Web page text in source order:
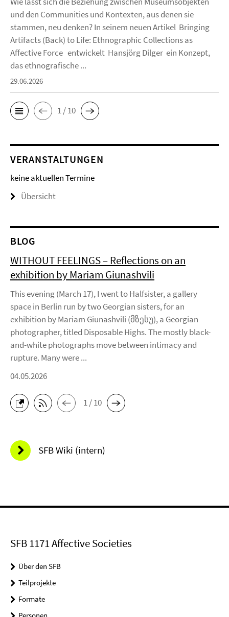
und den Communities und Kontexten, aus denen sie
stammen, neu denken? In seinem neuen Artikel Bringing
Artifacts (Back) to Life: Ethnographic Collections as
Affective Force entwickelt Hansjörg Dilger ein Konzept,
das ethnografische ...
29.06.2026
1 / 10
VERANSTALTUNGEN
keine aktuellen Termine
Übersicht
BLOG
WITHOUT FEELINGS – Reflections on an
exhibition by Mariam Giunashvili
This evening (March 17), I went to Halfsister, a gallery
space in Berlin run by two Georgian sisters, for an
exhibition by Mariam Giunashvili (მზესუ), a Georgian
photographer, titled Disposable Highs. The mostly black-
and-white photographs move between intimacy and
rupture. Many were ...
04.05.2026
1 / 10
SFB Wiki (intern)
SFB 1171 Affective Societies
Über den SFB
Teilprojekte
Formate
Personen